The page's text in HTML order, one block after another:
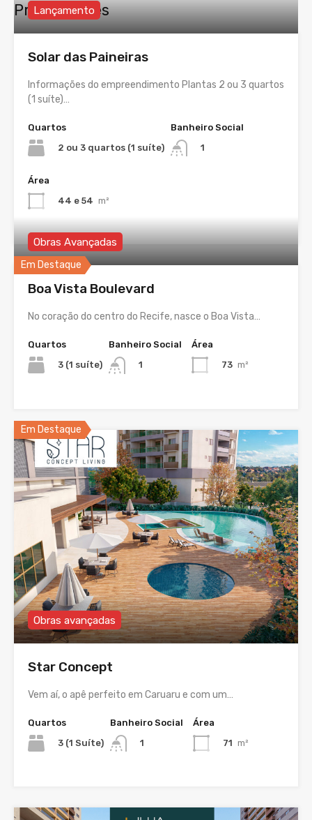
Propriedades
Lançamento
Solar das Paineiras
Informações do empreendimento Plantas 2 ou 3 quartos
(1 suíte)…
Quartos
2 ou 3 quartos (1 suíte)
Banheiro Social
1
Área
44 e 54 m²
Em Destaque
Obras Avançadas
Boa Vista Boulevard
No coração do centro do Recife, nasce o Boa Vista…
Quartos
3 (1 suíte)
Banheiro Social
1
Área
73 m²
Em Destaque
Obras avançadas
Star Concept
Vem aí, o apê perfeito em Caruaru e com um…
Quartos
3 (1 Suíte)
Banheiro Social
1
Área
71 m²